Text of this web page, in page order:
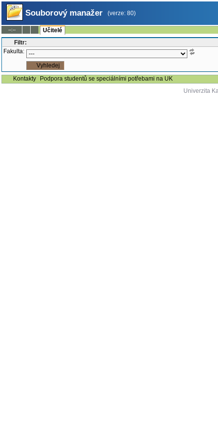
Souborový manažer (verze: 80)
--:--
Učitelé
Filtr:
Fakulta:
Kontakty
Podpora studentů se speciálními potřebami na UK
Univerzita